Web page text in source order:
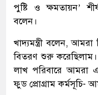
পুষ্টি ও ক্ষমতায়ন’
বলেন।
খাদ্যমন্ত্রী বলেন,
বিতরণ শুরু করেছিলাম।
লাখ পরিবারে আমরা
ফুড প্রোগ্রাম কর্মসূচি-